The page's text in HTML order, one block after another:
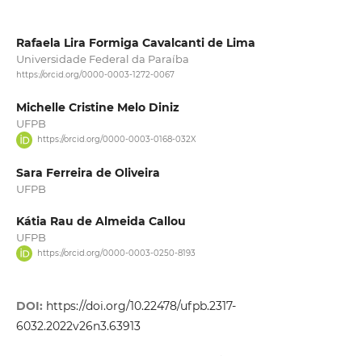
Rafaela Lira Formiga Cavalcanti de Lima
Universidade Federal da Paraíba
https://orcid.org/0000-0003-1272-0067
Michelle Cristine Melo Diniz
UFPB
https://orcid.org/0000-0003-0168-032X
Sara Ferreira de Oliveira
UFPB
Kátia Rau de Almeida Callou
UFPB
https://orcid.org/0000-0003-0250-8193
DOI: https://doi.org/10.22478/ufpb.2317-
6032.2022v26n3.63913